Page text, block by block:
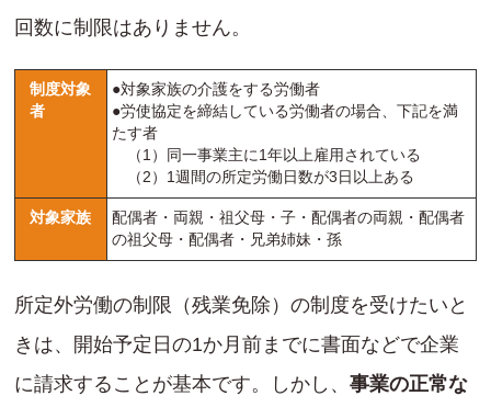
回数に制限はありません。
制度対象
者
●対象家族の介護をする労働者
●労使協定を締結している労働者の場合、下記を満
たす者
（1）同一事業主に1年以上雇用されている
（2）1週間の所定労働日数が3日以上ある
対象家族
配偶者・両親・祖父母・子・配偶者の両親・配偶者
の祖父母・配偶者・兄弟姉妹・孫
所定外労働の制限（残業免除）の制度を受けたいと
きは、開始予定日の1か月前までに書面などで企業
に請求することが基本です。しかし、 事業の正常な